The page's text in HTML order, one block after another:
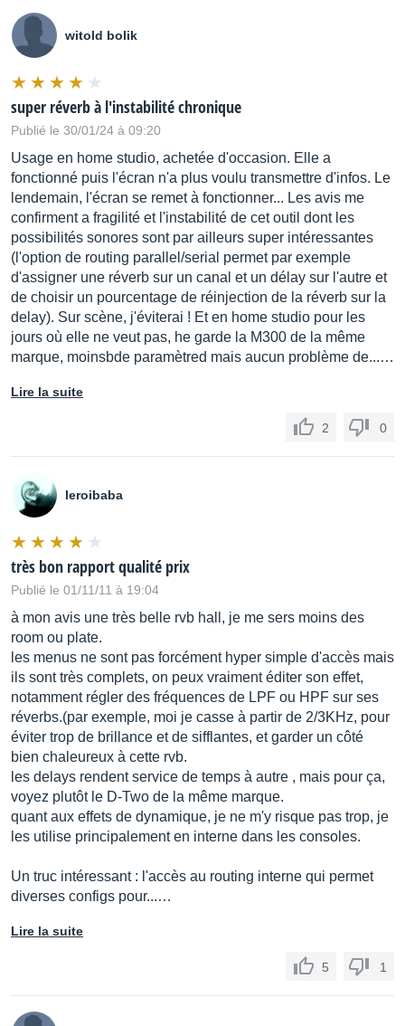
witold bolik
super réverb à l'instabilité chronique
Publié le 30/01/24 à 09:20
Usage en home studio, achetée d'occasion. Elle a
fonctionné puis l'écran n'a plus voulu transmettre d'infos. Le
lendemain, l'écran se remet à fonctionner... Les avis me
confirment a fragilité et l'instabilité de cet outil dont les
possibilités sonores sont par ailleurs super intéressantes
(l'option de routing parallel/serial permet par exemple
d'assigner une réverb sur un canal et un délay sur l'autre et
de choisir un pourcentage de réinjection de la réverb sur la
delay). Sur scène, j'éviterai ! Et en home studio pour les
jours où elle ne veut pas, he garde la M300 de la même
marque, moinsbde paramètred mais aucun problème de...…
Lire la suite
2 0
leroibaba
très bon rapport qualité prix
Publié le 01/11/11 à 19:04
à mon avis une très belle rvb hall, je me sers moins des
room ou plate.
les menus ne sont pas forcément hyper simple d'accès mais
ils sont très complets, on peux vraiment éditer son effet,
notamment régler des fréquences de LPF ou HPF sur ses
réverbs.(par exemple, moi je casse à partir de 2/3KHz, pour
éviter trop de brillance et de sifflantes, et garder un côté
bien chaleureux à cette rvb.
les delays rendent service de temps à autre , mais pour ça,
voyez plutôt le D-Two de la même marque.
quant aux effets de dynamique, je ne m'y risque pas trop, je
les utilise principalement en interne dans les consoles.
Un truc intéressant : l'accès au routing interne qui permet
diverses configs pour...…
Lire la suite
5 1